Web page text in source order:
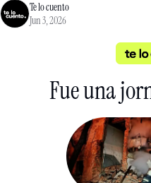
Te lo cuento
Jun 3, 2026
Fue una